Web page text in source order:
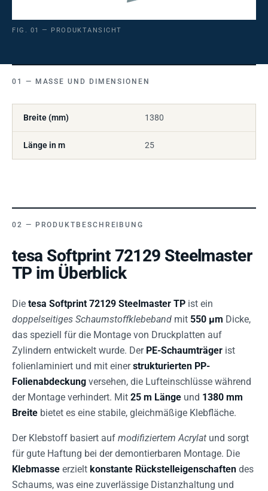
FIG. 01 — PRODUKTANSICHT
MASSE UND DIMENSIONEN
Breite (mm) 1380
Länge in m 25
PRODUKTBESCHREIBUNG
tesa Softprint 72129 Steelmaster
TP im Überblick
Die tesa Softprint 72129 Steelmaster TP ist ein
doppelseitiges Schaumstoffklebeband mit 550 µm Dicke,
das speziell für die Montage von Druckplatten auf
Zylindern entwickelt wurde. Der PE-Schaumträger ist
folienlaminiert und mit einerstrukturierten PP-
Folienabdeckung versehen, die Lufteinschlüsse während
der Montage verhindert. Mit 25 m Länge und 1380 mm
Breite bietet es eine stabile, gleichmäßige Klebfläche.
Der Klebstoff basiert auf modifiziertem Acrylat und sorgt
für gute Haftung bei der demontierbaren Montage. Die
Klebmasse erzielt konstante Rückstelleigenschaften des
Schaums, was eine zuverlässige Distanzhaltung und